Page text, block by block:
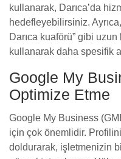
kullanarak, Darıca’da
hedefleyebilirsiniz.
Darıca kuaförü” gibi
kullanarak daha spesifik
Google My
Optimize Etme
Google My Business
için çok önemlidir.
doldurarak, işletmenizin